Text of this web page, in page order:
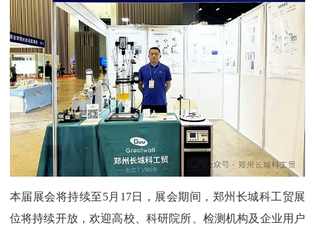
本届展会将持续至5月17日，展会期间，郑州长城科工贸展
位将持续开放，欢迎高校、科研院所、检测机构及企业用户